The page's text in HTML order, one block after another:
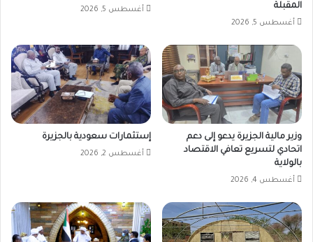
المقبلة
أغسطس 5, 2026
أغسطس 5, 2026
وزير مالية الجزيرة يدعو إلى دعم
اتحادي لتسريع تعافي الاقتصاد
بالولاية
أغسطس 4, 2026
إستثمارات سعودية بالجزيرة
أغسطس 2, 2026